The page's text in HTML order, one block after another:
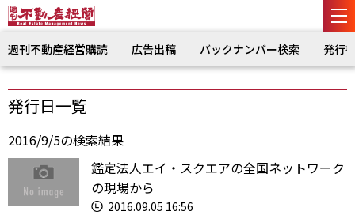
週刊不動産経営購読 広告出稿 バックナンバー検索 発行
発行日一覧
2016/9/5の検索結果
鑑定法人エイ・スクエアの全国ネットワーク
の現場から
2016.09.05 16:56